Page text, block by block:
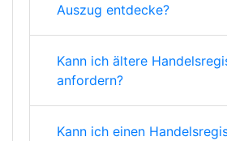
Auszug entdecke?
Kann ich ältere
anfordern?
Kann ich einen